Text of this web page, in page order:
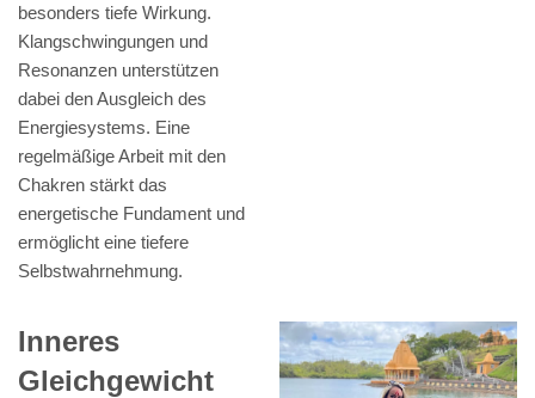
besonders tiefe Wirkung.
Klangschwingungen und
Resonanzen unterstützen
dabei den Ausgleich des
Energiesystems. Eine
regelmäßige Arbeit mit den
Chakren stärkt das
energetische Fundament und
ermöglicht eine tiefere
Selbstwahrnehmung.
Inneres
Gleichgewicht